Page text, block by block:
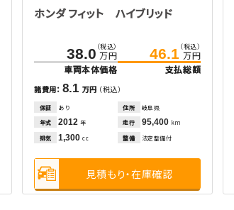
ホンダ フィット ハイブリッド
38.0 （税込）
万円
車両本体価格
46.1（税込）
万円
支払総額
諸費用： 8.1 万円 （税込）
保証 あり 住所
岐阜県
年式
2012年 走行 95,400 km
排気
1,300cc 整備 法定整備付
見積もり・在庫確認